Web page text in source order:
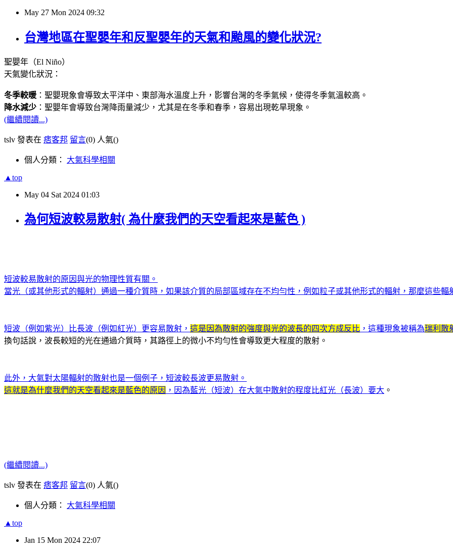
May 27 Mon 2024 09:32
台灣地區在聖嬰年和反聖嬰年的天氣和颱風的變化狀況?
聖嬰年（El Niño）
天氣變化狀況：
冬季較暖 ：聖嬰現象會導致太平洋中、東部海水溫度上升，影響台灣的冬季氣候，使得冬季氣溫較高。
降水減少 ：聖嬰年會導致台灣降雨量減少，尤其是在冬季和春季，容易出現乾旱現象。
(繼續閱讀...)
tslv 發表在 痞客邦 留言(0) 人氣()
個人分類： 大氣科學相關
▲top
May 04 Sat 2024 01:03
為何短波較易散射( 為什麼我們的天空看起來是藍色 )
短波較易散射的原因與光的物理性質有關。
當光（或其他形式的輻射）通過一種介質時，如果該介質的局部區域存在不均勻性，例如粒子或其他形式的輻射，那麼這些
短波（例如紫光）比長波（例如紅光）更容易散射， 這是因為散射的強度與光的波長的四次方成反比 ，這種現象被稱為瑞利散
換句話說，波長較短的光在通過介質時，其路徑上的微小不均勻性會導致更大程度的散射。
此外，大氣對太陽輻射的散射也是一個例子，短波較長波更易散射 。
這就是為什麼我們的天空看起來是藍色的原因 ，因為藍光（短波）在大氣中散射的程度比紅光（長波）要大 。
(繼續閱讀...)
tslv 發表在 痞客邦 留言(0) 人氣()
個人分類： 大氣科學相關
▲top
Jan 15 Mon 2024 22:07